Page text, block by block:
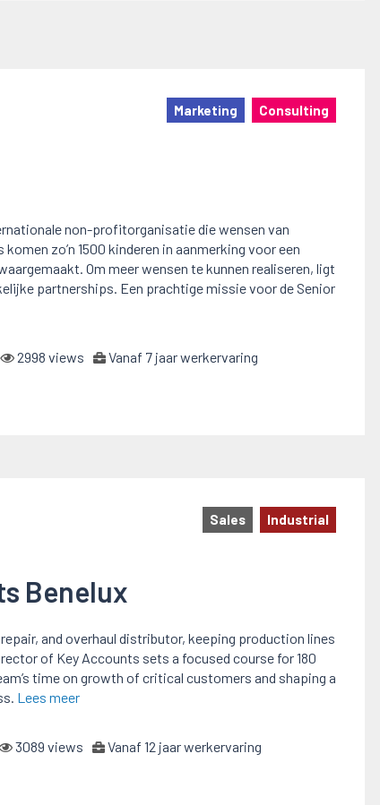
Marketing Consulting
non-profitorganisatie die wensen van
zo’n 1500 kinderen in aanmerking voor een
Om meer wensen te kunnen realiseren, ligt
partnerships. Een prachtige missie voor de Senior
2998 views Vanaf 7 jaar werkervaring
Sales Industrial
Benelux
and overhaul distributor, keeping production lines
of Key Accounts sets a focused course for 180
time on growth of critical customers and shaping a
Lees meer
3089 views Vanaf 12 jaar werkervaring